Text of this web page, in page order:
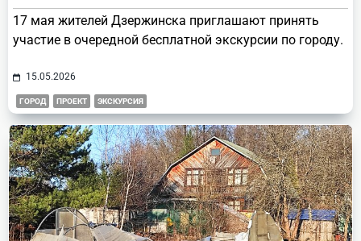
17 мая жителей Дзержинска приглашают принять
участие в очередной бесплатной экскурсии по городу.
15.05.2026
ГОРОД ПРОЕКТ ЭКСКУРСИЯ